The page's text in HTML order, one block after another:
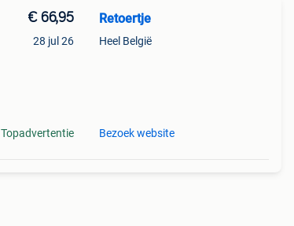
€ 66,95
28 jul 26
Topadvertentie
Retoertje
Heel België
Bezoek website